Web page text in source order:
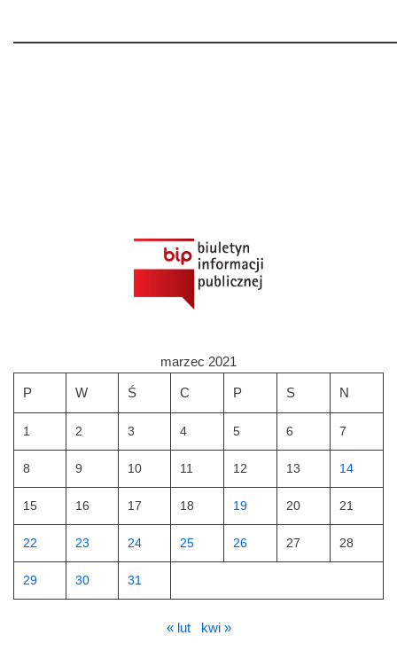
marzec 2021
P W Ś C P S N
1 2 3 4 5 6 7
8 9 10 11 12 13 14
15 16 17 18 19 20 21
22 23 24 25 26 27 28
29 30 31
« lut kwi »